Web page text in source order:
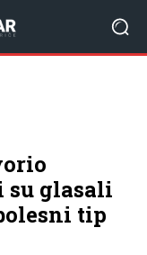
su glasali
tip